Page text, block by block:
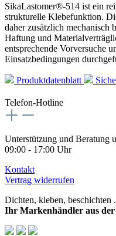
SikaLastomer®-514 ist ein
strukturelle Klebefunktion.
daher zusätzlich mechanisch
Haftung und
entsprechende Vorversuche
Einsatzbedingungen
Produktdatenblatt
Telefon-Hotline
Unterstützung und Beratung
09:00 - 17:00 Uhr
Kontakt
Vertrag widerrufen
Dichten, kleben, beschichten
Ihr Markenhändler aus der